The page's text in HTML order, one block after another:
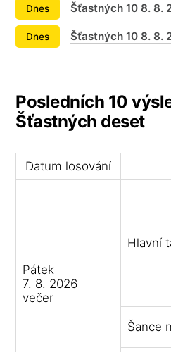
Dnes Šťastných 10 8. 8.
Dnes Šťastných 10 8. 8.
Posledních 10
Šťastných deset
Datum losování
Pátek
7. 8. 2026
večer
Hlavní
Šance